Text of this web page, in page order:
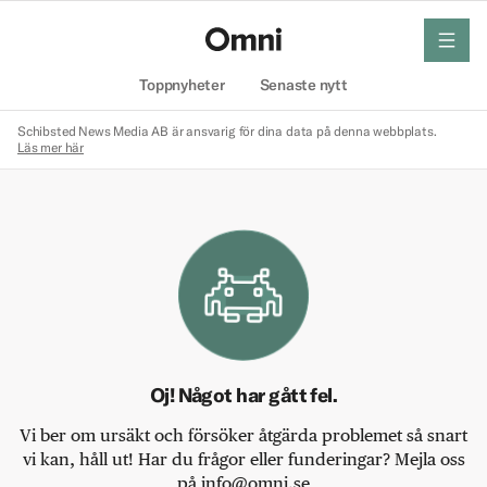
Toppnyheter Senaste nytt
meny
Schibsted News Media AB är ansvarig för dina data på denna webbplats.
Läs mer här
Oj! Något har gått fel.
Vi ber om ursäkt och försöker åtgärda problemet så snart
vi kan, håll ut! Har du frågor eller funderingar? Mejla oss